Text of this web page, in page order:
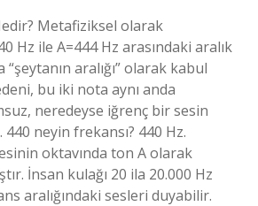
Metafiziksel olarak
Hz ile A=444 Hz arasındaki aralık
“şeytanın aralığı” olarak kabul
bu iki nota aynı anda
neredeyse iğrenç bir sesin
440 neyin frekansı? 440 Hz.
oktavında ton A olarak
İnsan kulağı 20 ila 20.000 Hz
aralığındaki sesleri duyabilir.